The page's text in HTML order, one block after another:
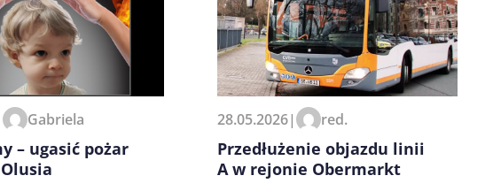
Gabriela
– ugasić pożar
28.05.2026| red.
Przedłużenie objazdu linii
A w rejonie Obermarkt